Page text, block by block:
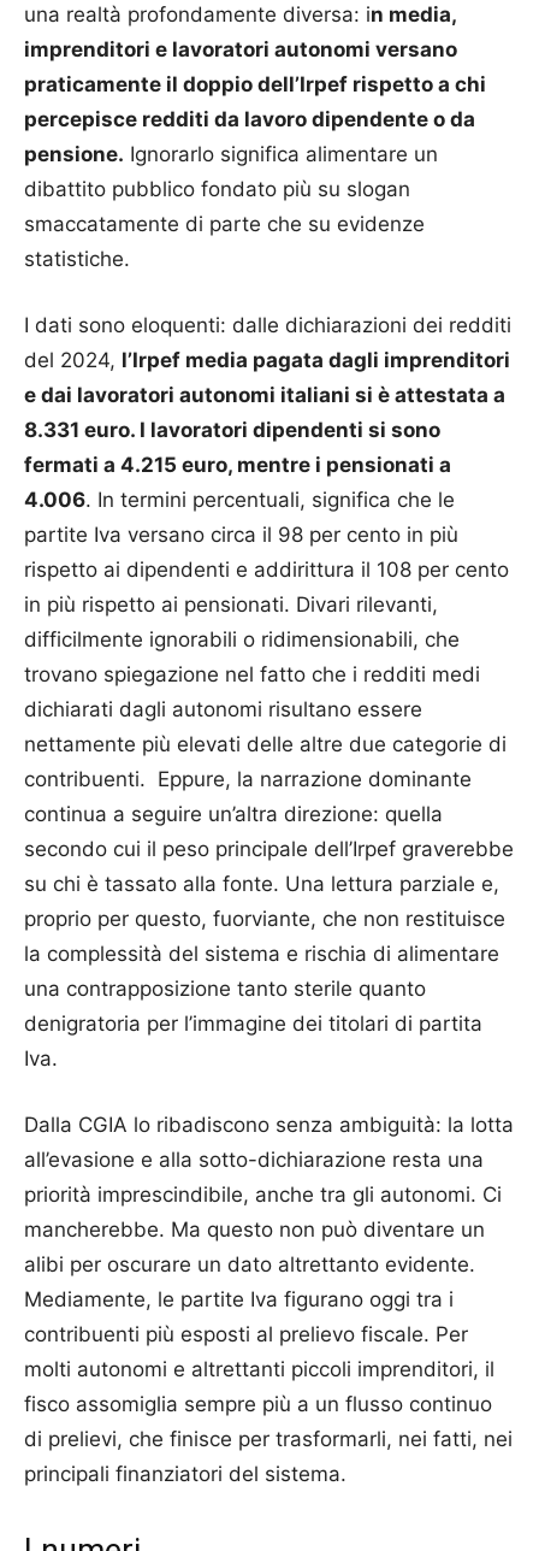
una realtà profondamente diversa: in media,
imprenditori e lavoratori autonomi versano
praticamente il doppio dell’Irpef rispetto a chi
percepisce redditi da lavoro dipendente o da
pensione. Ignorarlo significa alimentare un
dibattito pubblico fondato più su slogan
smaccatamente di parte che su evidenze
statistiche.
I dati sono eloquenti: dalle dichiarazioni dei redditi
del 2024, l’Irpef media pagata dagli imprenditori
e dai lavoratori autonomi italiani si è attestata a
8.331 euro. I lavoratori dipendenti si sono
fermati a 4.215 euro, mentre i pensionati a
4.006. In termini percentuali, significa che le
partite Iva versano circa il 98 per cento in più
rispetto ai dipendenti e addirittura il 108 per cento
in più rispetto ai pensionati. Divari rilevanti,
difficilmente ignorabili o ridimensionabili, che
trovano spiegazione nel fatto che i redditi medi
dichiarati dagli autonomi risultano essere
nettamente più elevati delle altre due categorie di
contribuenti. Eppure, la narrazione dominante
continua a seguire un’altra direzione: quella
secondo cui il peso principale dell’Irpef graverebbe
su chi è tassato alla fonte. Una lettura parziale e,
proprio per questo, fuorviante, che non restituisce
la complessità del sistema e rischia di alimentare
una contrapposizione tanto sterile quanto
denigratoria per l’immagine dei titolari di partita
Iva.
Dalla CGIA lo ribadiscono senza ambiguità: la lotta
all’evasione e alla sotto-dichiarazione resta una
priorità imprescindibile, anche tra gli autonomi. Ci
mancherebbe. Ma questo non può diventare un
alibi per oscurare un dato altrettanto evidente.
Mediamente, le partite Iva figurano oggi tra i
contribuenti più esposti al prelievo fiscale. Per
molti autonomi e altrettanti piccoli imprenditori, il
fisco assomiglia sempre più a un flusso continuo
di prelievi, che finisce per trasformarli, nei fatti, nei
principali finanziatori del sistema.